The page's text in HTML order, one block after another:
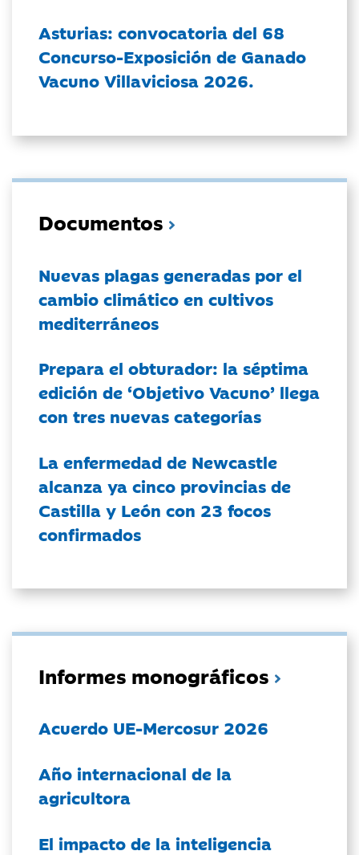
Asturias: convocatoria del 68
Concurso-Exposición de Ganado
Vacuno Villaviciosa 2026.
Documentos
Nuevas plagas generadas por el
cambio climático en cultivos
mediterráneos
Prepara el obturador: la séptima
edición de ‘Objetivo Vacuno’ llega
con tres nuevas categorías
La enfermedad de Newcastle
alcanza ya cinco provincias de
Castilla y León con 23 focos
confirmados
Informes monográficos
Acuerdo UE-Mercosur 2026
Año internacional de la
agricultora
El impacto de la inteligencia